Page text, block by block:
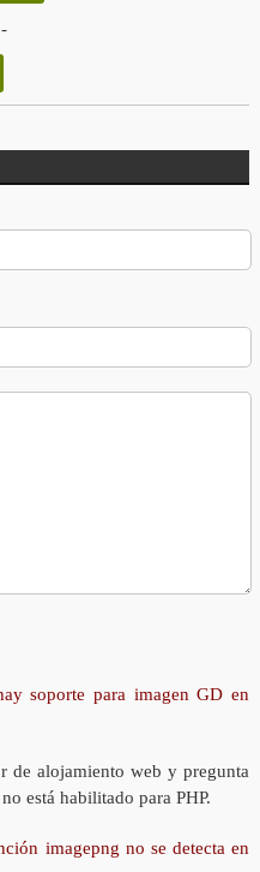
-
soporte para imagen GD en
de alojamiento web y pregunta
está habilitado para PHP.
imagepng no se detecta en